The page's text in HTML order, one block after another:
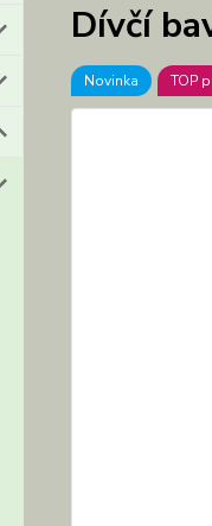
Dívčí
Novinka TOP